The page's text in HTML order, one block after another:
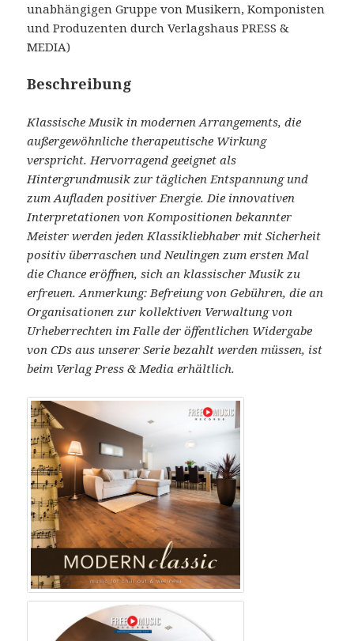
unabhängigen Gruppe von Musikern, Komponisten
und Produzenten durch Verlagshaus PRESS &
MEDIA)
Beschreibung
Klassische Musik in modernen Arrangements, die
außergewöhnliche therapeutische Wirkung
verspricht. Hervorragend geeignet als
Hintergrundmusik zur täglichen Entspannung und
zum Aufladen positiver Energie. Die innovativen
Interpretationen von Kompositionen bekannter
Meister werden jeden Klassikliebhaber mit Sicherheit
positiv überraschen und Neulingen zum ersten Mal
die Chance eröffnen, sich an klassischer Musik zu
erfreuen. Anmerkung: Befreiung von Gebühren, die an
Organisationen zur kollektiven Verwaltung von
Urheberrechten im Falle der öffentlichen Widergabe
von CDs aus unserer Serie bezahlt werden müssen, ist
beim Verlag Press & Media erhältlich.